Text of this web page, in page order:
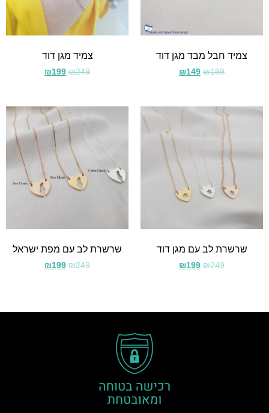
צמיד חבל מבד מגן דוד
₪199
₪149
צמיד מגן דוד
₪249
₪199
שרשרת לב עם מגן דוד
₪249
₪199
שרשרת לב עם מפת ישראל
₪249
₪199